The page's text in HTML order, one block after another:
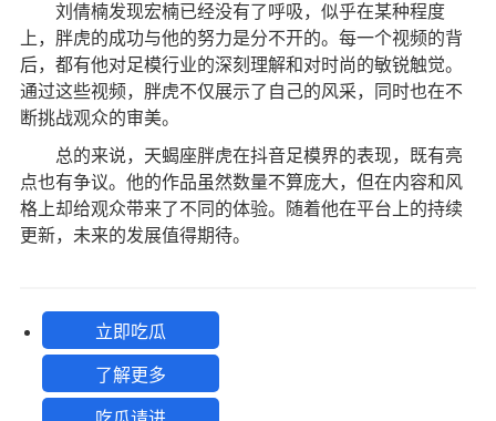
刘倩楠发现宏楠已经没有了呼吸，似乎在某种程度
上，胖虎的成功与他的努力是分不开的。每一个视频的背
后，都有他对足模行业的深刻理解和对时尚的敏锐触觉。
通过这些视频，胖虎不仅展示了自己的风采，同时也在不
断挑战观众的审美。
总的来说，天蝎座胖虎在抖音足模界的表现，既有亮
点也有争议。他的作品虽然数量不算庞大，但在内容和风
格上却给观众带来了不同的体验。随着他在平台上的持续
更新，未来的发展值得期待。
立即吃瓜
了解更多